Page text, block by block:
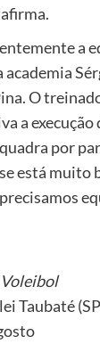
a
O
a execução
por
está muito
Taubaté